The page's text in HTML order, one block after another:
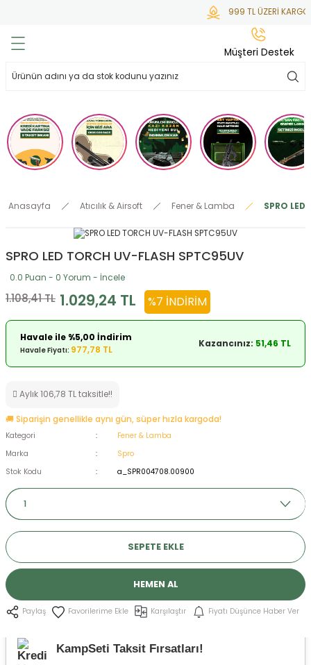
999 TL ÜZERİ KARGO
Mermisi
Tabure
Anasayfa Atıcılık & Airsoft Fener & Lamba SPRO
SPRO LED TORCH UV-FLASH SPTC95UV
0.0 Puan - 0 Yorum - İncele
1.108,41 TL 1.029,24 TL %7 İNDIRIM
Havale ile %5,00 İndirim
Havale Fiyatı: 977,78 TL
Kazancınız: 51,46 TL
Aylık 106,78 TL taksitle!!
🚚 Siparişin genellikle aynı gün, süper hızla kargoda!
Kategori
Fener & Lamba
Marka
Spro
Stok Kodu
a_SPR004708.00900
SEPETE EKLE
HEMEN AL
Paylaş Karşılaştır Fiyatı Düşünce Haber Ver
KampSeti Taksit Fırsatları!